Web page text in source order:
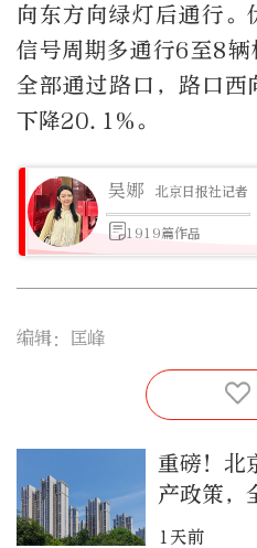
向东方向绿灯后通行
信号周期多通行6至8
全部通过路口，路口西
下降20.1%。
吴娜 北京日报社记者
1919篇作品
编辑：匡峰
重磅！北
产政策，
1天前